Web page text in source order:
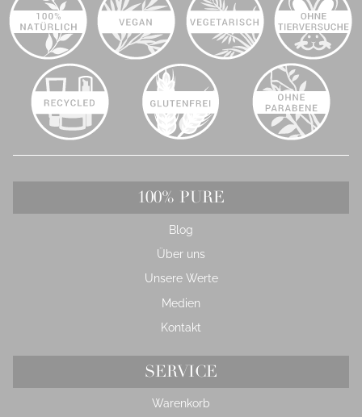
100% PURE
Blog
Über uns
Unsere Werte
Medien
Kontakt
SERVICE
Warenkorb